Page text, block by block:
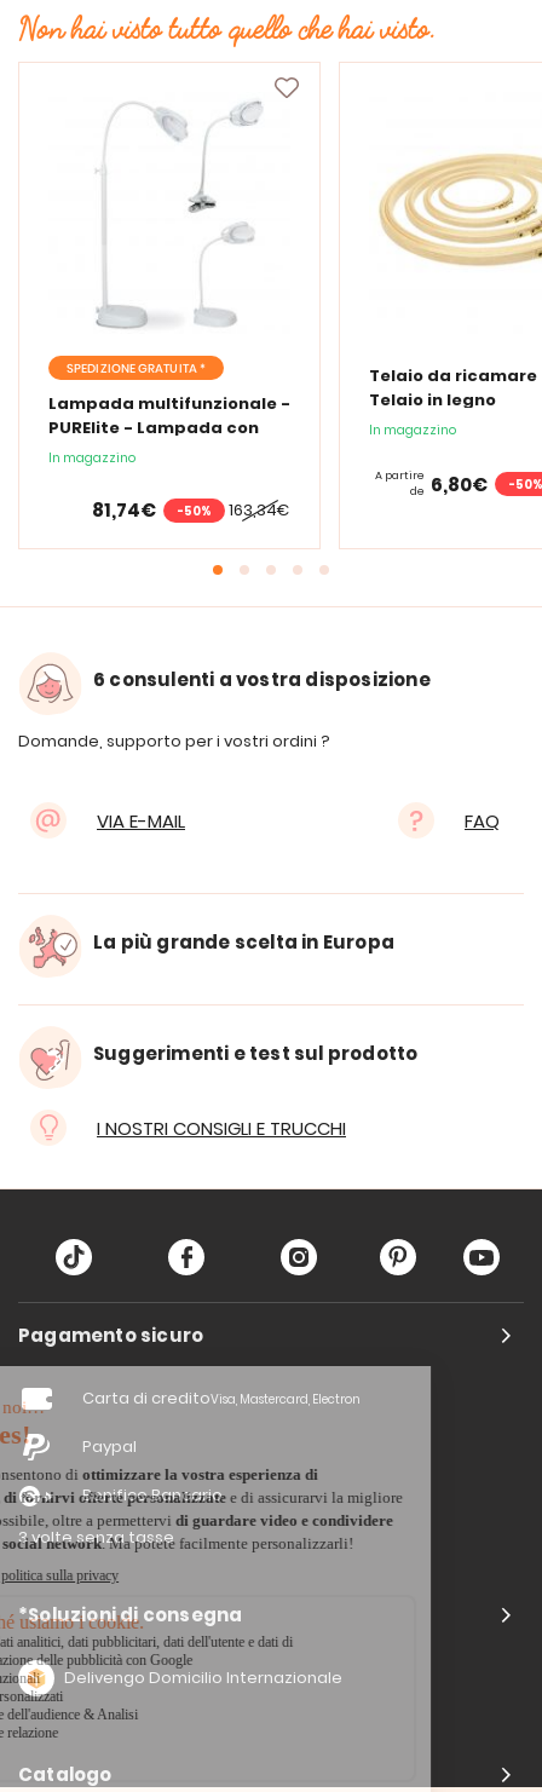
Non hai visto tutto quello che hai visto.
SPEDIZIONE GRATUITA *
Lampada multifunzionale -
PURElite - Lampada con
lente d'ingrandimento
In magazzino
163,34€
81,74€ -50%
Telaio da ricamare
Telaio in legno
In magazzino
A partire
de 6,80€ -50%
6 consulenti a vostra disposizione
Domande, supporto per i vostri ordini ?
VIA E-MAIL FAQ
La più grande scelta in Europa
Suggerimenti e test sul prodotto
I NOSTRI CONSIGLI E TRUCCHI
Pagamento sicuro
Carta di creditoVisa, Mastercard, Electron
Paypal
Bonifico Bancario
3 volte senza tasse
*Soluzioni di consegna
Delivengo Domicilio Internazionale
Catalogo